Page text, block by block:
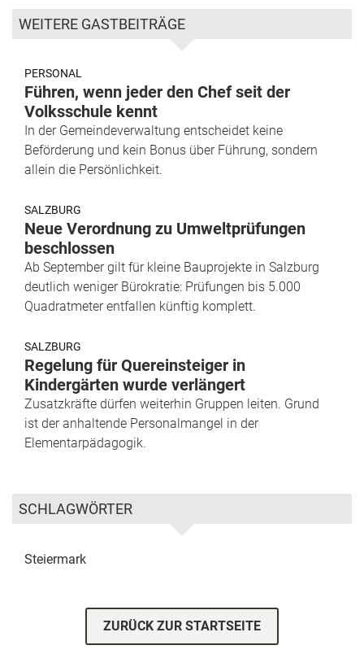
WEITERE GASTBEITRÄGE
PERSONAL
Führen, wenn jeder den Chef seit der
Volksschule kennt
In der Gemeindeverwaltung entscheidet keine
Beförderung und kein Bonus über Führung, sondern
allein die Persönlichkeit.
SALZBURG
Neue Verordnung zu Umweltprüfungen
beschlossen
Ab September gilt für kleine Bauprojekte in Salzburg
deutlich weniger Bürokratie: Prüfungen bis 5.000
Quadratmeter entfallen künftig komplett.
SALZBURG
Regelung für Quereinsteiger in
Kindergärten wurde verlängert
Zusatzkräfte dürfen weiterhin Gruppen leiten. Grund
ist der anhaltende Personalmangel in der
Elementarpädagogik.
SCHLAGWÖRTER
Steiermark
ZURÜCK ZUR STARTSEITE